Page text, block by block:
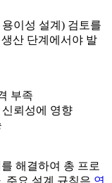
이성 설계) 검토를
산 단계에서야 발
부족
뢰성에 영향
해결하여 총 프로
주요 설계 규칙은 연